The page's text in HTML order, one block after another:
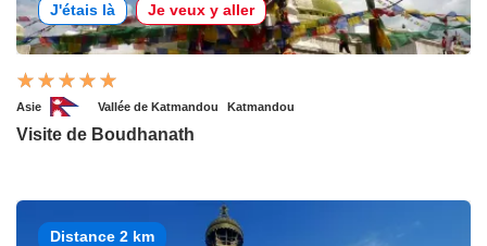
J'étais là Je veux y aller
Asie Vallée de Katmandou Katmandou
Visite de Boudhanath
Distance 2 km